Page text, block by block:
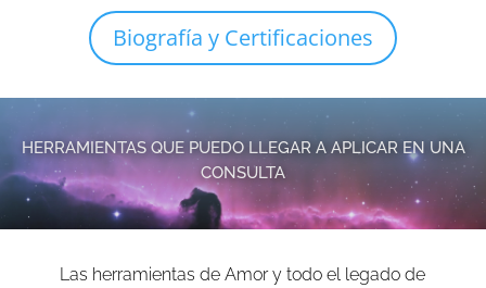
Biografía y Certificaciones
HERRAMIENTAS QUE PUEDO LLEGAR A APLICAR EN UNA
CONSULTA
Las herramientas de Amor y todo el legado de